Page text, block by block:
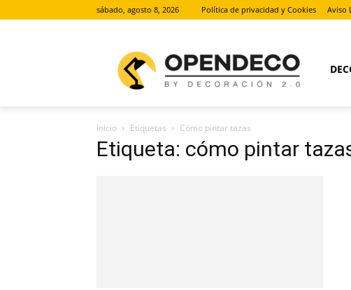
sábado, agosto 8, 2026 Política de privacidad y Cookies Aviso
Inicio Etiquetas Cómo pintar tazas
Etiqueta: cómo pintar